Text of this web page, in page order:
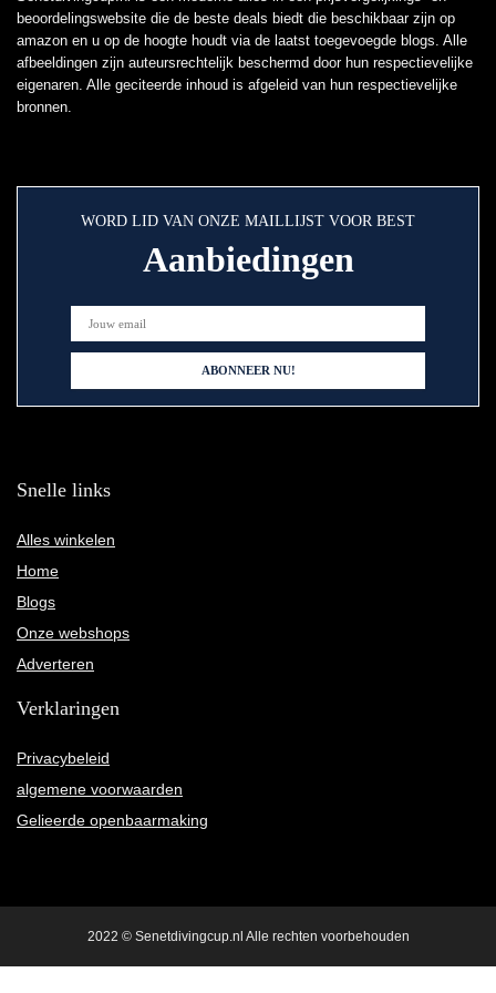
beoordelingswebsite die de beste deals biedt die beschikbaar zijn op
amazon en u op de hoogte houdt via de laatst toegevoegde blogs. Alle
afbeeldingen zijn auteursrechtelijk beschermd door hun respectievelijke
eigenaren. Alle geciteerde inhoud is afgeleid van hun respectievelijke
bronnen.
WORD LID VAN ONZE MAILLIJST VOOR BEST
Aanbiedingen
Snelle links
Alles winkelen
Home
Blogs
Onze webshops
Adverteren
Verklaringen
Privacybeleid
algemene voorwaarden
Gelieerde openbaarmaking
2022 © Senetdivingcup.nl Alle rechten voorbehouden